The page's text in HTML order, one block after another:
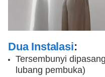
Dua Instalasi:
Tersembunyi
lubang pembuka)